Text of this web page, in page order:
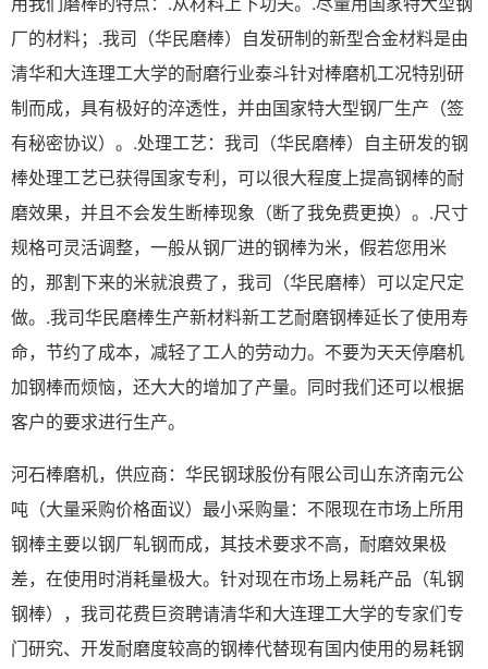
厂的材料；.我司（华民磨棒）自发研制的新型合金材料是由
清华和大连理工大学的耐磨行业泰斗针对棒磨机工况特别研
制而成，具有极好的淬透性，并由国家特大型钢厂生产（签
有秘密协议）。.处理工艺：我司（华民磨棒）自主研发的钢
棒处理工艺已获得国家专利，可以很大程度上提高钢棒的耐
磨效果，并且不会发生断棒现象（断了我免费更换）。.尺寸
规格可灵活调整，一般从钢厂进的钢棒为米，假若您用米
的，那割下来的米就浪费了，我司（华民磨棒）可以定尺定
做。.我司华民磨棒生产新材料新工艺耐磨钢棒延长了使用寿
命，节约了成本，减轻了工人的劳动力。不要为天天停磨机
加钢棒而烦恼，还大大的增加了产量。同时我们还可以根据
客户的要求进行生产。
河石棒磨机，供应商：华民钢球股份有限公司山东济南元公
吨（大量采购价格面议）最小采购量：不限现在市场上所用
钢棒主要以钢厂轧钢而成，其技术要求不高，耐磨效果极
差，在使用时消耗量极大。针对现在市场上易耗产品（轧钢
钢棒），我司花费巨资聘请清华和大连理工大学的专家们专
门研究、开发耐磨度较高的钢棒代替现有国内使用的易耗钢